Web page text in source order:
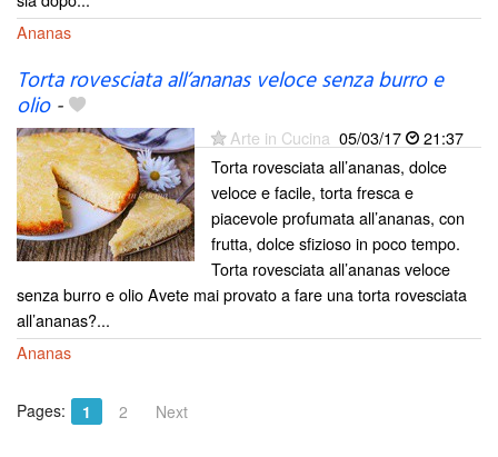
Ananas
Torta rovesciata all’ananas veloce senza burro e
olio-
Arte in Cucina 05/03/17
21:37
Torta rovesciata all’ananas, dolce
veloce e facile, torta fresca e
piacevole profumata all’ananas, con
frutta, dolce sfizioso in poco tempo.
Torta rovesciata all’ananas veloce
senza burro e olio Avete mai provato a fare una torta rovesciata
all’ananas?...
Ananas
Pages: 1 2 Next